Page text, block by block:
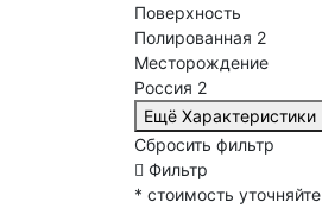
Поверхность
Полированная 2
Месторождение
Россия 2
Ещё Характеристики
Сбросить фильтр
Фильтр
* стоимость уточняйте